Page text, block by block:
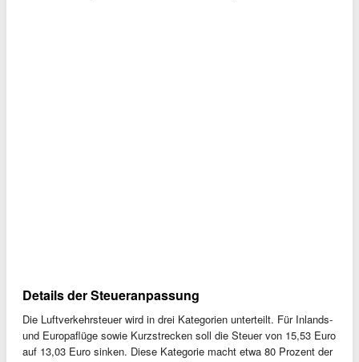
Details der Steueranpassung
Die Luftverkehrsteuer wird in drei Kategorien unterteilt. Für Inlands-
und Europaflüge sowie Kurzstrecken soll die Steuer von 15,53 Euro
auf 13,03 Euro sinken. Diese Kategorie macht etwa 80 Prozent der